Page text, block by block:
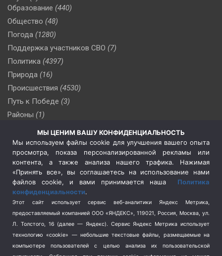
Образование (440)
Общество (48)
Погода (1280)
Поддержка участников СВО (7)
Политика (4397)
Природа (16)
Происшествия (4530)
Путь к Победе (3)
Районы (1)
(510)
Сельское хозяйство (3)
Социальная политика
(3)
Спецоперация в Украине
Спецоперация на Украине
(404)
Спорт (740)
Терроризм (1)
Транспорт (262)
Туризм (178)
МЫ ЦЕНИМ ВАШУ КОНФИДЕНЦИАЛЬНОСТЬ
Мы используем файлы cookie для улучшения вашего опыта
просмотра, показа персонализированной рекламы или
контента, а также анализа нашего трафика. Нажимая
«Принять все», вы соглашаетесь на использование нами
файлов cookie, и вами принимается наша Политика
конфиденциальности.
Этот сайт использует сервис веб-аналитики Яндекс Метрика,
предоставляемый компанией ООО «ЯНДЕКС», 119021, Россия, Москва, ул.
Л. Толстого, 16 (далее — Яндекс). Сервис Яндекс Метрика использует
технологию «cookie» — небольшие текстовые файлы, размещаемые на
компьютере пользователей с целью анализа их пользовательской